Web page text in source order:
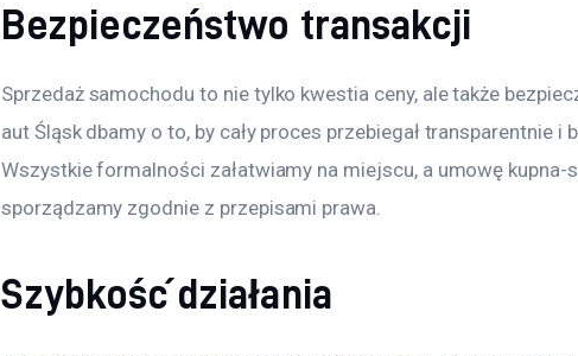
Bezpieczeństwo transakcji
Sprzedaż samochodu to nie tylko kwestia ceny, ale także
aut Śląsk dbamy o to, by cały proces przebiegał transparentnie i
Wszystkie formalności załatwiamy na miejscu, a umowę kupna-
sporządzamy zgodnie z przepisami prawa.
Szybkość działania